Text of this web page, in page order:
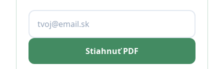
Stiahnuť PDF